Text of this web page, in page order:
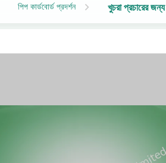
পিপ কার্ডবোর্ড প্রদর্শন খুচরা প্রচারের